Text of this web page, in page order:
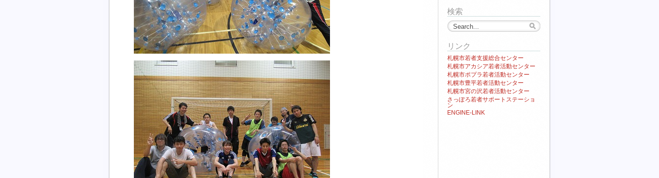
検索
リンク
札幌市若者支援総合センター
札幌市アカシア若者活動センター
札幌市ポプラ若者活動センター
札幌市豊平若者活動センター
札幌市宮の沢若者活動センター
さっぽろ若者サポートステーショ
ン
ENGINE-LINK